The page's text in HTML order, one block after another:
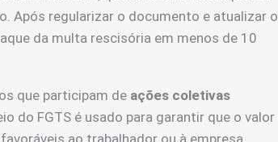
Após regularizar o documento e atualizar o
da multa rescisória em menos de 10
que participam de ações coletivas
do FGTS é usado para garantir que o valor
ao trabalhador ou à empresa.